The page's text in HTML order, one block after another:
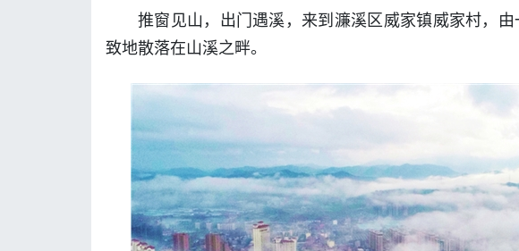
推窗见山，出门遇溪，来到濂溪区威家镇威家村，
致地散落在山溪之畔。